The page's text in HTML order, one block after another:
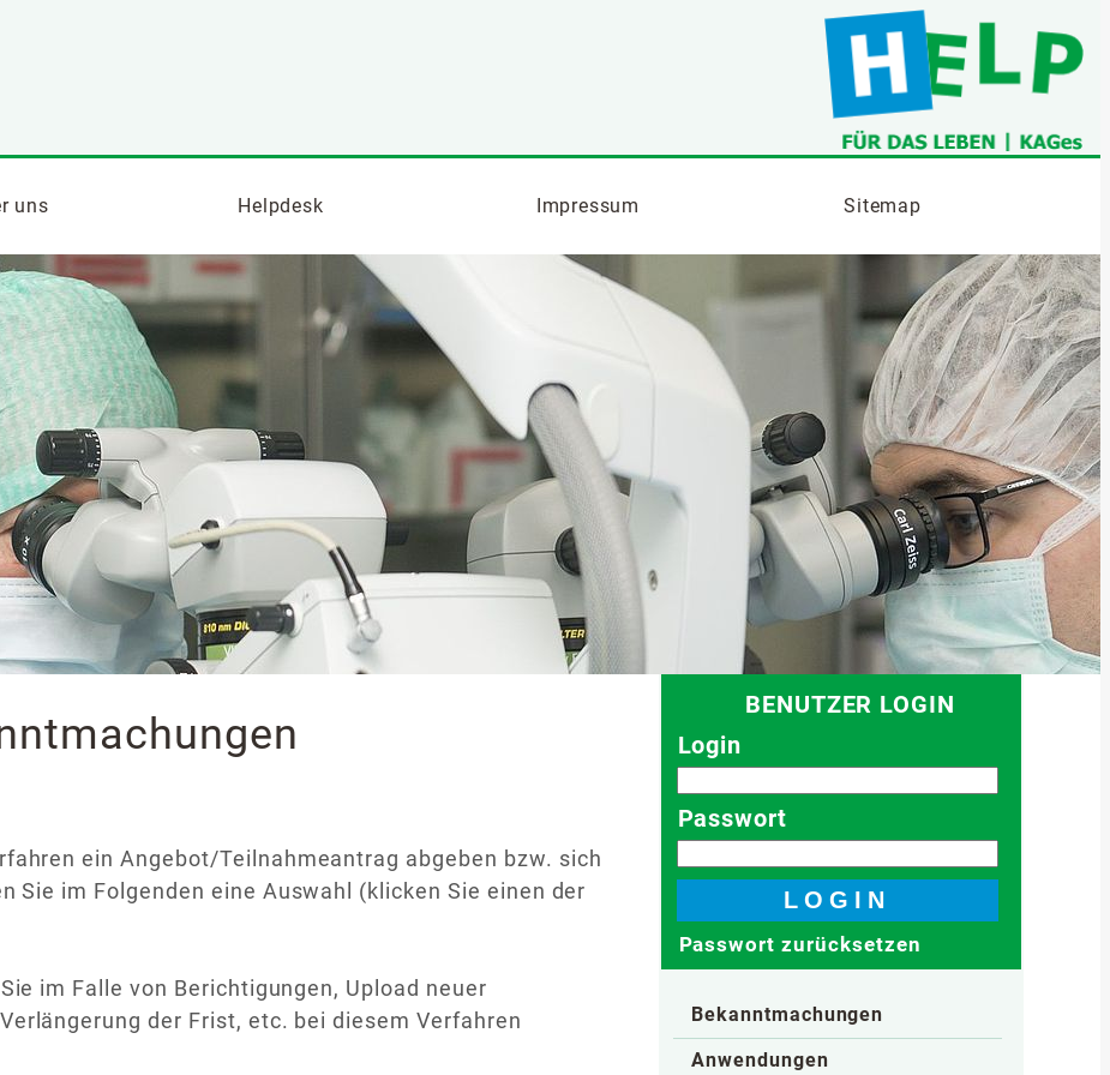
uns Helpdesk Impressum Sitemap
ein Angebot/Teilnahmeantrag abgeben bzw. sich
Sie im Folgenden eine Auswahl (klicken Sie einen der
im Falle von Berichtigungen, Upload neuer
der Frist, etc. bei diesem Verfahren
BENUTZER LOGIN
Login
Passwort
Passwort zurücksetzen
Bekanntmachungen
Anwendungen